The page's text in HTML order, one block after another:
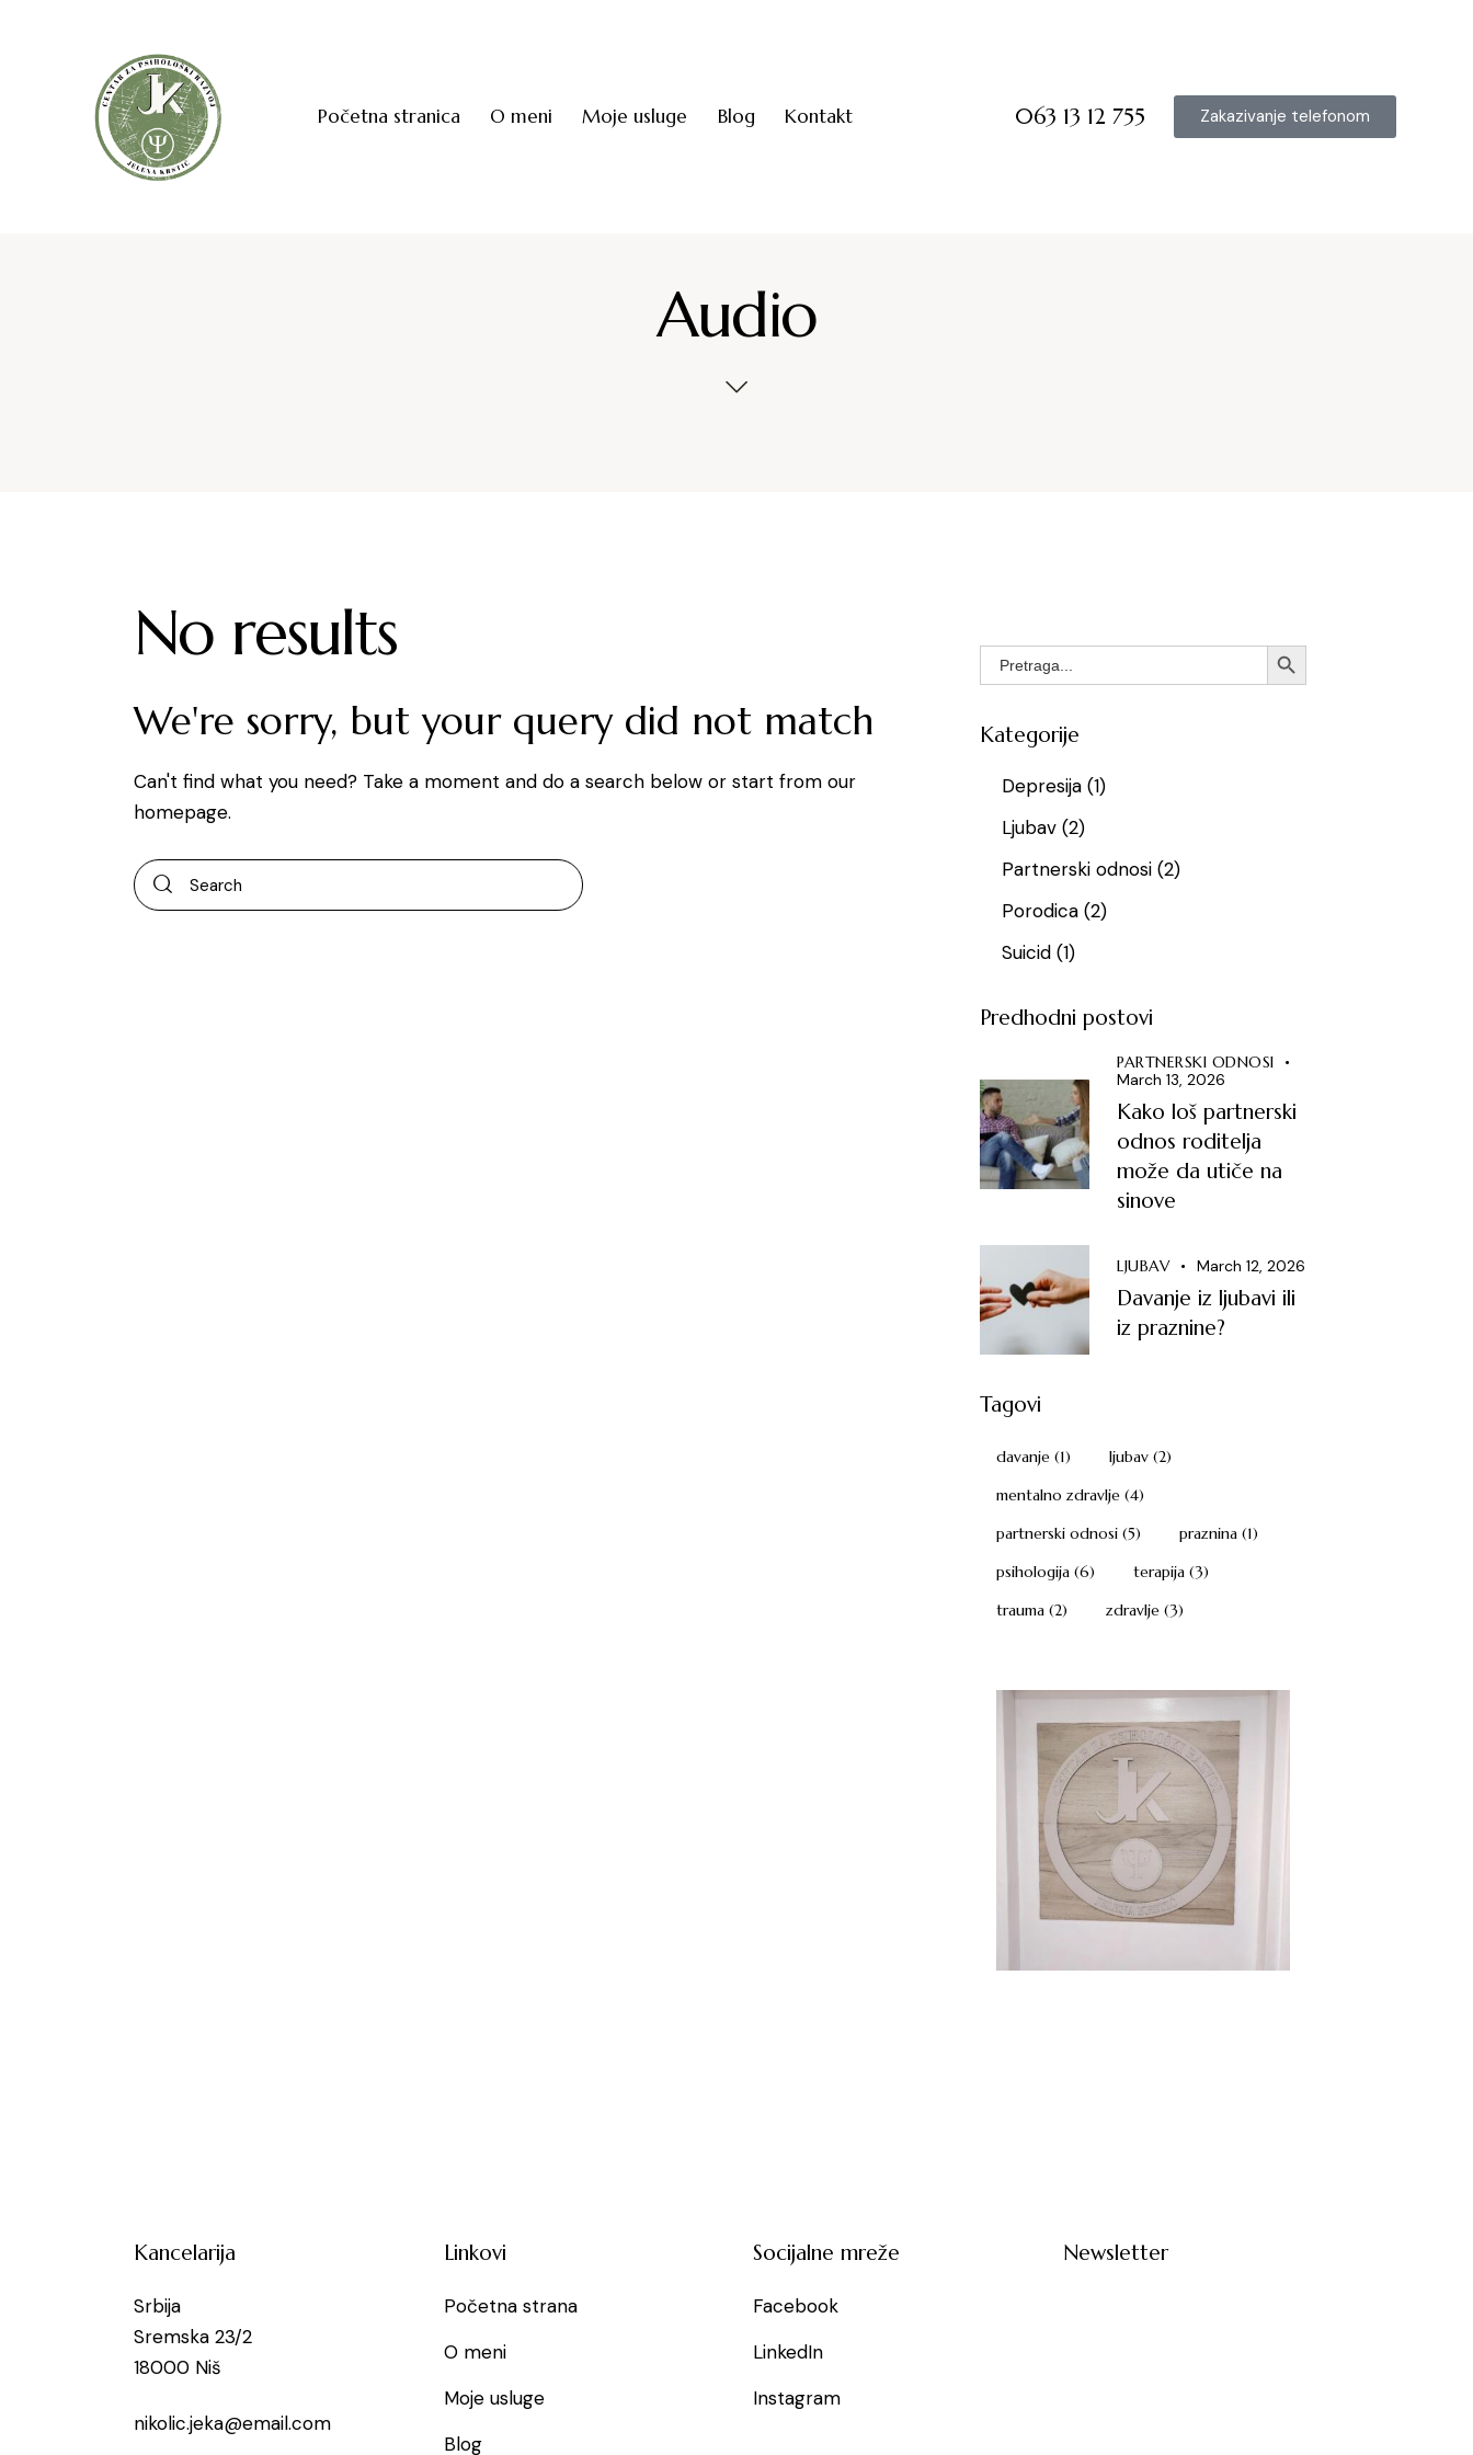
Početna stranica O meni Moje usluge Blog Kontakt 063 13 12 755 Zakazivanje telefonom
Audio
No results
We're sorry, but your query did not match
Can't find what you need? Take a moment and do a search below or start from our
homepage.
Search
for: Search Button
Kategorije
Depresija (1)
Ljubav (2)
Partnerski odnosi (2)
Porodica (2)
Suicid (1)
Predhodni postovi
PARTNERSKI ODNOSI
March 13, 2026
Kako loš partnerski
odnos roditelja
može da utiče na
sinove
LJUBAV March 12, 2026
Davanje iz ljubavi ili
iz praznine?
Tagovi
davanje (1) ljubav (2)
mentalno zdravlje (4)
partnerski odnosi (5) praznina (1)
psihologija (6) terapija (3)
trauma (2) zdravlje (3)
Kancelarija
Srbija
Sremska 23/2
18000 Niš
nikolic.jeka@email.com
Linkovi
Početna strana
O meni
Moje usluge
Blog
Socijalne mreže
Facebook
LinkedIn
Instagram
Newsletter